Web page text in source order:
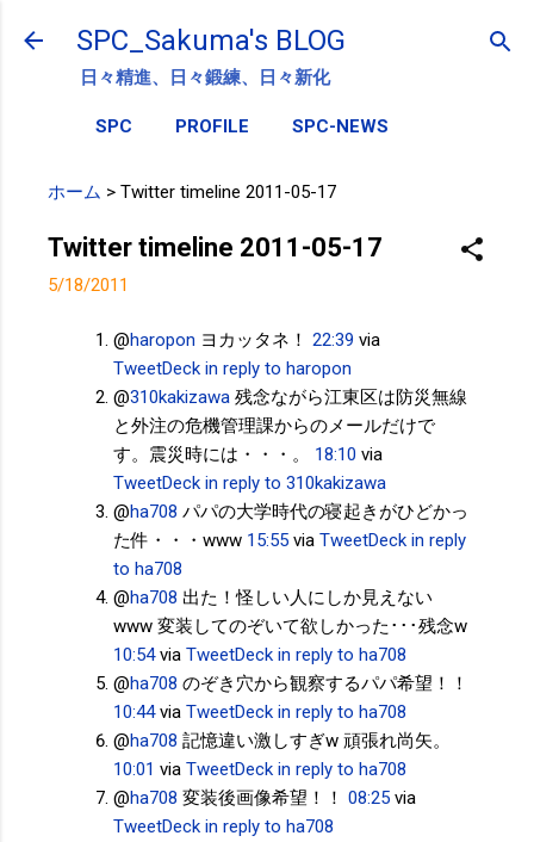
スキップしてメイン コンテンツに移動
SPC_Sakuma's BLOG
日々精進、日々鍛練、日々新化
SPC PROFILE SPC-NEWS
ホーム > Twitter timeline 2011-05-17
Twitter timeline 2011-05-17
5/18/2011
@haropon ヨカッタネ！ 22:39 via
TweetDeck in reply to haropon
@310kakizawa 残念ながら江東区は防災無線
と外注の危機管理課からのメールだけで
す。震災時には・・・。
18:10 via
TweetDeck in reply to 310kakizawa
@ha708 パパの大学時代の寝起きがひどかっ
た件・・・www 15:55 via TweetDeck in reply
to ha708
@ha708 出た！怪しい人にしか見えない
www 変装してのぞいて欲しかった･･･残念w
10:54 via TweetDeck in reply to ha708
@ha708 のぞき穴から観察するパパ希望！！
10:44 via TweetDeck in reply to ha708
@ha708 記憶違い激しすぎw 頑張れ尚矢。
10:01 via TweetDeck in reply to ha708
@ha708 変装後画像希望！！ 08:25 via
TweetDeck in reply to ha708